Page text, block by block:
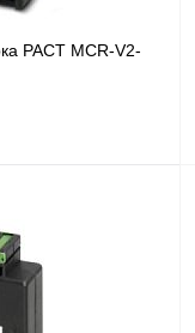
PACT MCR-V2-